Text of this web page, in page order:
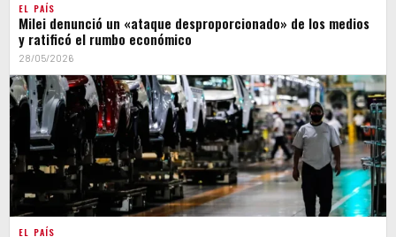
EL PAÍS
Milei denunció un «ataque desproporcionado» de los medios
y ratificó el rumbo económico
28/05/2026
EL PAÍS